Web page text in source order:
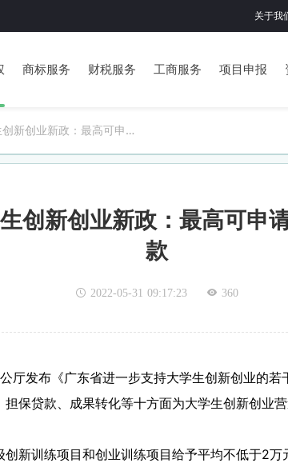
关于我
商标服务 财税服务 工商服务 项目申报
新创业新政：最高可申请
创新创业新政：最高可申
款
2022-05-31 09:17:23 360
发布《广东省进一步支持大学生创新创业的若
保贷款、成果转化等十方面为大学生创新创业
训练项目和创业训练项目给予平均不低于2万